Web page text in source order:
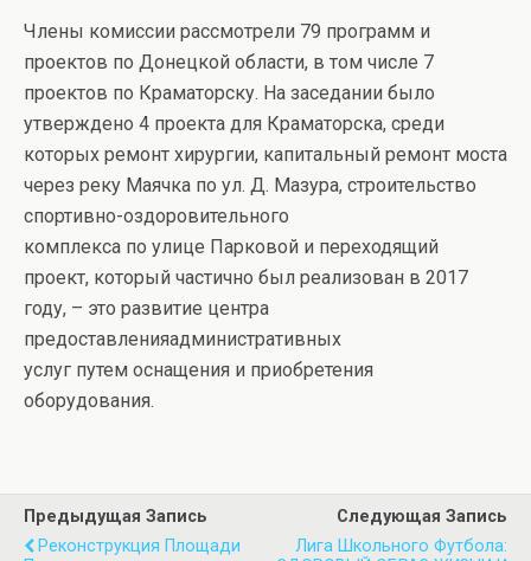
Члены комиссии рассмотрели 79 программ и
проектов по Донецкой области, в том числе 7
проектов по Краматорску. На заседании было
утверждено 4 проекта для Краматорска, среди
которых ремонт хирургии, капитальный ремонт моста
через реку Маячка по ул. Д. Мазура, строительство
спортивно-оздоровительного
комплекса по улице Парковой и переходящий
проект, который частично был реализован в 2017
году, – это развитие центра
предоставленияадминистративных
услуг путем оснащения и приобретения
оборудования.
Предыдущая Запись
Реконструкция Площади
Следующая Запись
Лига Школьного Футбола: